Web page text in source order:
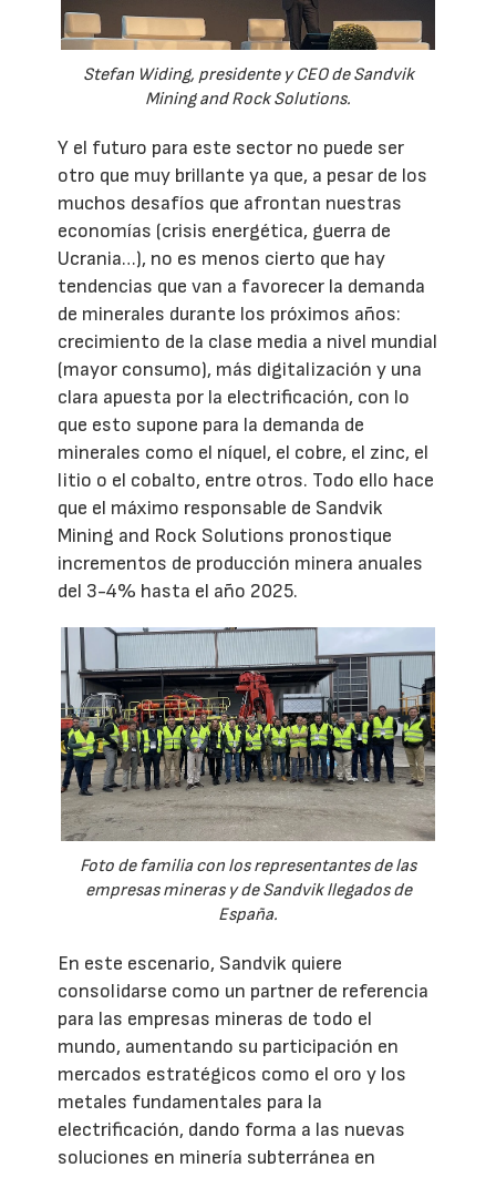
Stefan Widing, presidente y CEO de Sandvik
Mining and Rock Solutions.
Y el futuro para este sector no puede ser
otro que muy brillante ya que, a pesar de los
muchos desafíos que afrontan nuestras
economías (crisis energética, guerra de
Ucrania…), no es menos cierto que hay
tendencias que van a favorecer la demanda
de minerales durante los próximos años:
crecimiento de la clase media a nivel mundial
(mayor consumo), más digitalización y una
clara apuesta por la electrificación, con lo
que esto supone para la demanda de
minerales como el níquel, el cobre, el zinc, el
litio o el cobalto, entre otros. Todo ello hace
que el máximo responsable de Sandvik
Mining and Rock Solutions pronostique
incrementos de producción minera anuales
del 3-4% hasta el año 2025.
Foto de familia con los representantes de las
empresas mineras y de Sandvik llegados de
España.
En este escenario, Sandvik quiere
consolidarse como un partner de referencia
para las empresas mineras de todo el
mundo, aumentando su participación en
mercados estratégicos como el oro y los
metales fundamentales para la
electrificación, dando forma a las nuevas
soluciones en minería subterránea en